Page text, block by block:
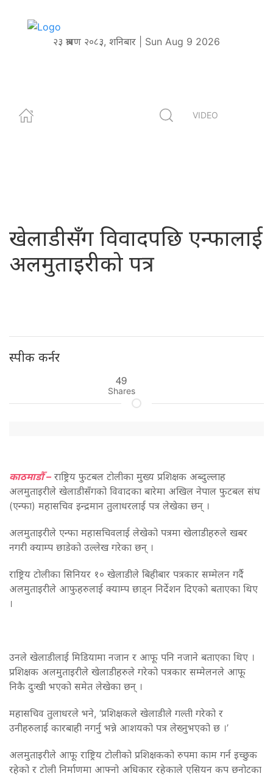
२३ श्रावण २०८३, शनिबार | Sun Aug 9 2026
VIDEO
खेलाडीसँग विवादपछि एन्फालाई
अलमुताइरीको पत्र
स्पीक कर्नर
49
Shares
काठमाडौँ – राष्ट्रिय फुटबल टोलीका मुख्य प्रशिक्षक अब्दुल्लाह
अलमुताइरीले खेलाडीसँगको विवादका बारेमा अखिल नेपाल फुटबल संघ
(एन्फा) महासचिव इन्द्रमान तुलाधरलाई पत्र लेखेका छन् ।
अलमुताइरीले एन्फा महासचिवलाई लेखेको पत्रमा खेलाडीहरुले खबर
नगरी क्याम्प छाडेको उल्लेख गरेका छन् ।
राष्ट्रिय टोलीका सिनियर १० खेलाडीले बिहीबार पत्रकार सम्मेलन गर्दै
अलमुताइरीले आफुहरुलाई क्याम्प छाड्न निर्देशन दिएको बताएका थिए
।
उनले खेलाडीलाई मिडियामा नजान र आफू पनि नजाने बताएका थिए ।
प्रशिक्षक अलमुताइरीले खेलाडीहरुले गरेको पत्रकार सम्मेलनले आफू
निकै दुःखी भएको समेत लेखेका छन् ।
महासचिव तुलाधरले भने, ‘प्रशिक्षकले खेलाडीले गल्ती गरेको र
उनीहरुलाई कारबाही नगर्नु भन्ने आशयको पत्र लेख्नुभएको छ ।’
अलमुताइरीले आफू राष्ट्रिय टोलीको प्रशिक्षकको रुपमा काम गर्न इच्छुक
रहेको र टोली निर्माणमा आफ्नो अधिकार रहेकाले एसियन कप छनोटका